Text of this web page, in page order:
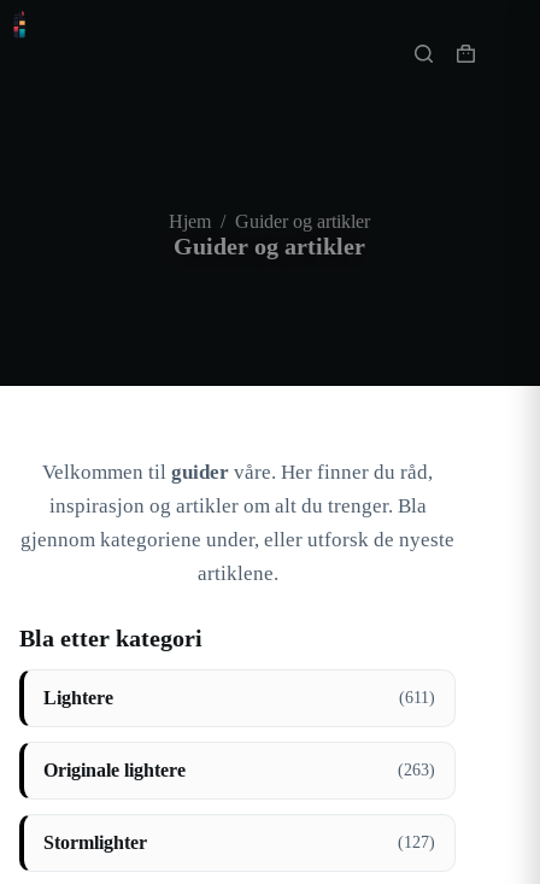
Hopp
Hjem / Guider og artikler
Guider og artikler
Velkommen tilguider våre. Her finner du råd,
inspirasjon og artikler om alt du trenger. Bla
gjennom kategoriene under, eller utforsk de nyeste
artiklene.
Bla etter kategori
Lightere (611)
Originale lightere (263)
Stormlighter (127)